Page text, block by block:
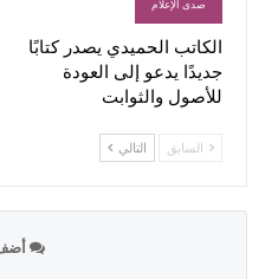
صدى الإعلام
الكاتب الحميدي يصدر كتابًا
جديدًا يدعو إلى العودة
للأصول والثوابت
السابق التالي